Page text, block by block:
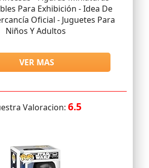
Para Exhibición - Idea De
Oficial - Juguetes Para
Niños Y Adultos
VER MAS
Valoracion: 6.5